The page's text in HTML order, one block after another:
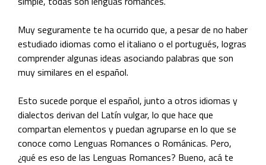
Muy seguramente te ha ocurrido que, a pesar de no haber
estudiado idiomas como el italiano o el portugués, logras
comprender algunas ideas asociando palabras que son
muy similares en el español.
Esto sucede porque el español, junto a otros idiomas y
dialectos derivan del Latín vulgar, lo que hace que
compartan elementos y puedan agruparse en lo que se
conoce como Lenguas Romances o Románicas. Pero,
¿qué es eso de las Lenguas Romances? Bueno, acá te